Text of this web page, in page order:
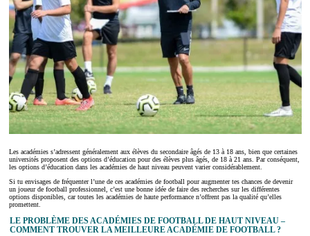
Les académies s’adressent généralement aux élèves du secondaire âgés de 13 à 18 ans, bien que certaines
universités proposent des options d’éducation pour des élèves plus âgés, de 18 à 21 ans. Par conséquent,
les options d’éducation dans les académies de haut niveau peuvent varier considérablement.
Si tu envisages de fréquenter l’une de ces académies de football pour augmenter tes chances de devenir
un joueur de football professionnel, c’est une bonne idée de faire des recherches sur les différentes
options disponibles, car toutes les académies de haute performance n’offrent pas la qualité qu’elles
promettent.
LE PROBLÈME DES ACADÉMIES DE FOOTBALL DE HAUT NIVEAU –
COMMENT TROUVER LA MEILLEURE ACADÉMIE DE FOOTBALL ?